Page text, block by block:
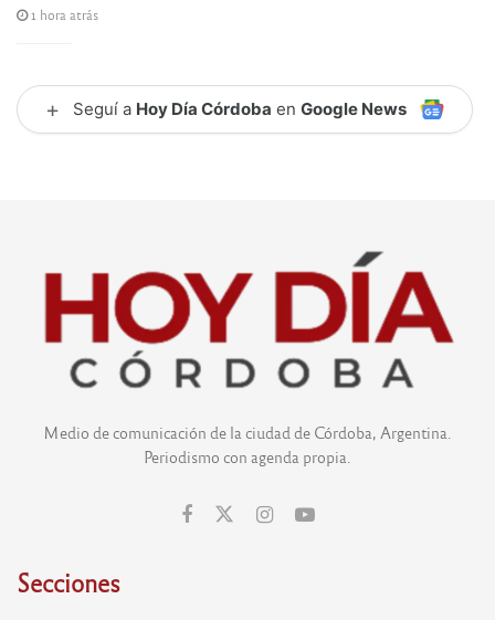
1 hora atrás
+ Seguí a Hoy Día Córdoba en Google News
Medio de comunicación de la ciudad de Córdoba, Argentina.
Periodismo con agenda propia.
Secciones